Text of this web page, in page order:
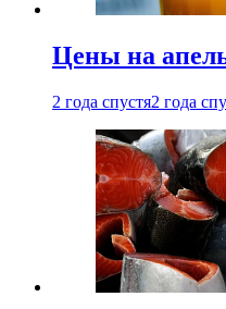
Цены на
2 года спустя2 года